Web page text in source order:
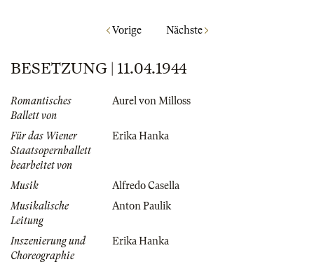
Vorige Nächste
BESETZUNG | 11.04.1944
Romantisches
Ballett von
Aurel von Milloss
Für das Wiener
Staatsopernballett
bearbeitet von
Erika Hanka
Musik
Alfredo Casella
Musikalische
Leitung
Anton Paulik
Inszenierung und
Choreographie
Erika Hanka